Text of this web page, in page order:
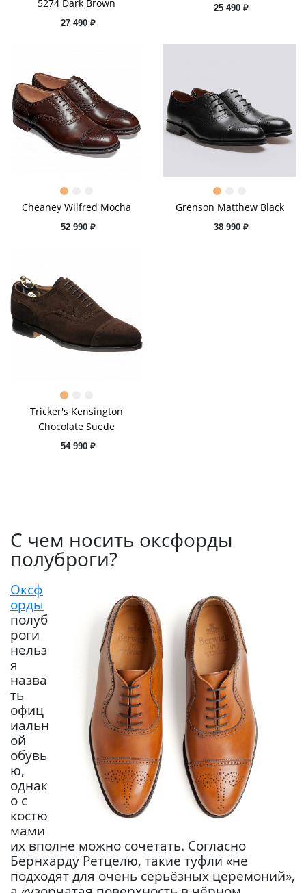
5274 Dark Brown
27 490 ₽
25 490 ₽
Cheaney Wilfred Mocha
52 990 ₽
Grenson Matthew Black
38 990 ₽
Tricker's Kensington
Chocolate Suede
54 990 ₽
С чем носить оксфорды
полуброги?
Оксф
орды
полуб
роги
нельз
я
назва
ть
офиц
иальн
ой
обувь
ю,
однак
о с
костю
мами
их вполне можно сочетать. Согласно
Бернхарду Ретцелю, такие туфли «не
подходят для очень серьёзных церемоний»,